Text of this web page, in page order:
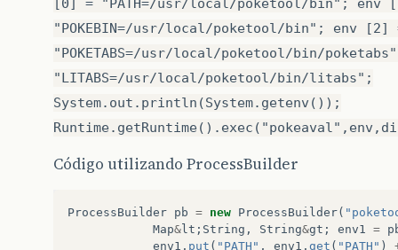
[0] = "PATH=/usr/local/poketool/bin"; env
"POKEBIN=/usr/local/poketool/bin"; env [2]
"POKETABS=/usr/local/poketool/bin/
"LITABS=/usr/local/poketool/bin/litabs";
System.out.println(System.getenv());
Código utilizando ProcessBuilder
ProcessBuilder pb = new ProcessBuilder(
Map&lt ; String , String&gt ; env1 =
env1 . put ( "PATH" , env1 . get ( "PATH" )